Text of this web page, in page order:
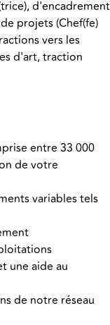
d'encadrement
projets (Chef(fe)
vers les
d'art, traction
entre 33 000
de votre
variables tels
une aide au
de notre réseau